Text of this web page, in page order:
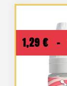
1,29 € –